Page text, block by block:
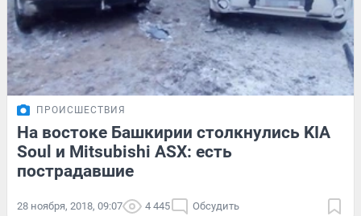
ПРОИСШЕСТВИЯ
На востоке Башкирии столкнулись KIA
Soul и Mitsubishi ASX: есть
пострадавшие
28 ноября, 2018, 09:07 4 445 Обсудить